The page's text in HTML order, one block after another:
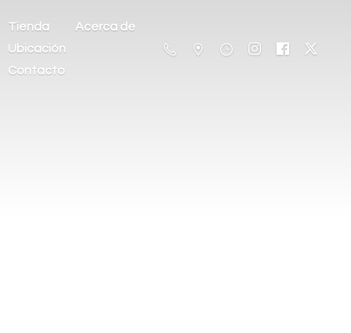
Tienda
Acerca de
Ubicación
Contacto